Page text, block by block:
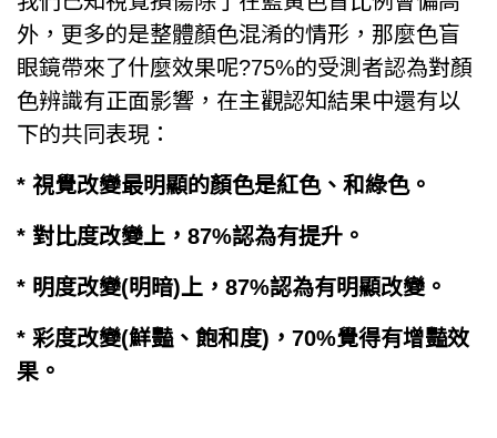
外，更多的是整體顏色混淆的情形，那麼色盲
眼鏡帶來了什麼效果呢?75%的受測者認為對顏
色辨識有正面影響，在主觀認知結果中還有以
下的共同表現：
* 視覺改變最明顯的顏色是紅色、和綠色。
* 對比度改變上，87%認為有提升。
* 明度改變(明暗)上，87%認為有明顯改變。
* 彩度改變(鮮豔、飽和度)，70%覺得有增豔效
果。